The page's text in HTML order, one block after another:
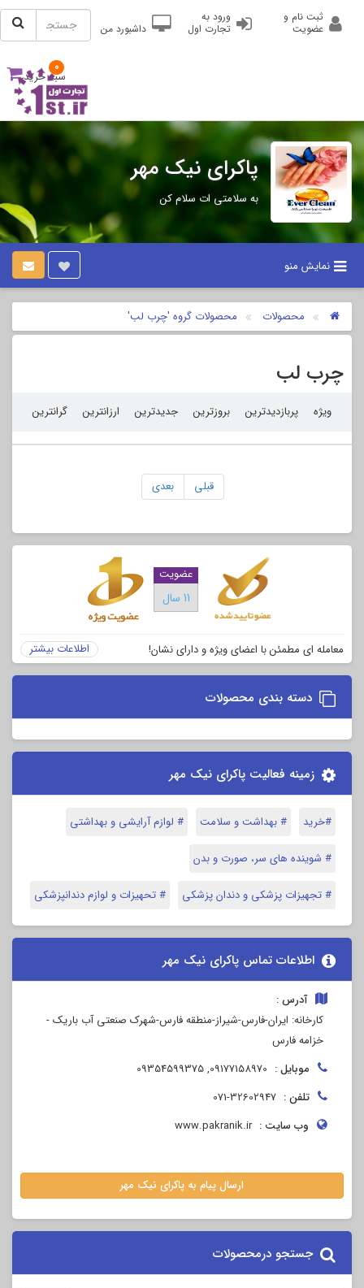
ثبت نام و
عضویت
ورود به
تجارت اول داشبورد من
0
سبد خرید
پاکرای نیک مهر
به سلامتی ات سلام کن
نمایش منو
محصولات محصولات گروه 'چرب لب'
چرب لب
ویژه پربازدیدترین بروزترین جدیدترین ارزانترین گرانترین
قبلی بعدی
عضویت
11 سال
معامله ای مطمئن با اعضای ویژه و دارای نشان! اطلاعات بیشتر
دسته بندی محصولات
زمینه فعالیت پاکرای نیک مهر
#خرید # بهداشت و سلامت # لوازم آرایشی و بهداشتی
# شوینده های سر، صورت و بدن
# تجهیزات پزشکی و دندان پزشکی # تحهیزات و لوازم دندانپزشکی
اطلاعات تماس پاکرای نیک مهر
آدرس :
کارخانه: ایران-فارس-شیراز-منطقه فارس-شهرک صنعتی آب باریک -
خزامه فارس
موبایل : 09177158970, 09354599375
تلفن : 071-32602947
وب سایت : www.pakranik.ir
ارسال پیام به پاکرای نیک مهر
جستجو درمحصولات